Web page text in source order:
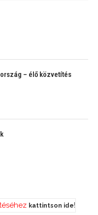
– élő közvetítés
kattintson ide!